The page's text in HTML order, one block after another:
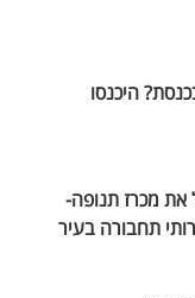
היכנסו
מכרז תנופה-
תחבורה בעיר